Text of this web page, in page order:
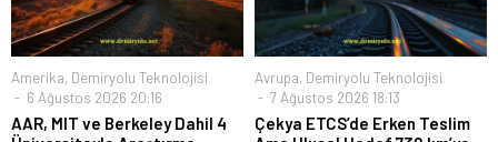
Amerika, Demiryolu Teknolojisi
6 Ağustos 2026 20:16
AAR, MIT ve Berkeley Dahil 4
Avrupa, Demiryolu Teknolojisi
7 Ağustos 2026 18:13
Çekya ETCS’de Erken Teslim